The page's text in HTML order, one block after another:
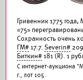
Гривенник 1775
«75»
Сохранность очень
ГМ# 17.7. Severin#
Биткин# 181 (R). 1
С интернет-аукциона
г., лот 105.